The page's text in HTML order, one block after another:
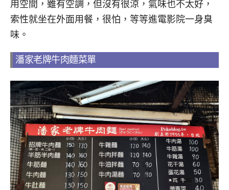
用空間，雖有空調，但沒有很涼，氣味也不太好，
索性就坐在外面用餐，很怕，等等進電影院一身臭
味。
潘家老牌牛肉麵菜單